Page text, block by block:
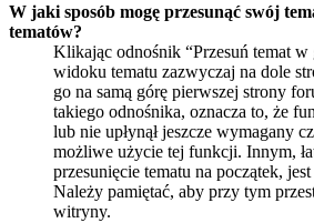
W jaki sposób mogę przesunąć swój
tematów?
Klikając odnośnik “Przesuń temat
widoku tematu zazwyczaj na dole
go na samą górę pierwszej strony
takiego odnośnika, oznacza to, że
lub nie upłynął jeszcze wymagany
możliwe użycie tej funkcji. Innym,
przesunięcie tematu na początek,
Należy pamiętać, aby przy tym
witryny.